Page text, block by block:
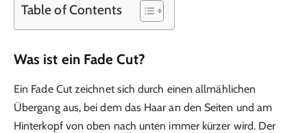
Table of Contents
Was ist ein Fade Cut?
Ein Fade Cut zeichnet sich durch einen allmählichen
Übergang aus, bei dem das Haar an den Seiten und am
Hinterkopf von oben nach unten immer kürzer wird. Der